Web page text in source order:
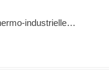
industrielle…